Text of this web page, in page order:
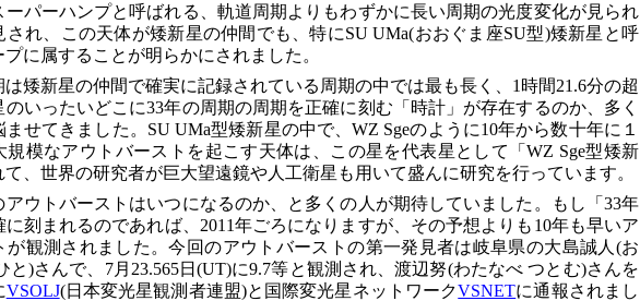
ーパーハンプと呼ばれる、軌道周期よりもわずかに長い周期の光度変化が見られ
され、この天体が矮新星の仲間でも、特にSU UMa(おおぐま座SU型)矮新星と呼
に属することが明らかにされました。
は矮新星の仲間で確実に記録されている周期の中では最も長く、1時間21.6分の超
いったいどこに33年の周期の周期を正確に刻む「時計」が存在するのか、多く
せてきました。SU UMa型矮新星の中で、WZ Sgeのように10年から数十年に１
規模なアウトバーストを起こす天体は、この星を代表星として「WZ Sge型矮新
、世界の研究者が巨大望遠鏡や人工衛星も用いて盛んに研究を行っています。
アウトバーストはいつになるのか、と多くの人が期待していました。もし「33年
に刻まれるのであれば、2011年ごろになりますが、その予想よりも10年も早いア
が観測されました。今回のアウトバーストの第一発見者は岐阜県の大島誠人(お
と)さんで、7月23.565日(UT)に9.7等と観測され、渡辺努(わたなべ つとむ)さんを
VSOLJ(日本変光星観測者連盟)と国際変光星ネットワークVSNETに通報されまし